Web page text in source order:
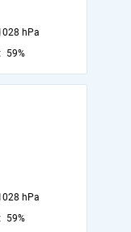
hPa
59%
hPa
59%